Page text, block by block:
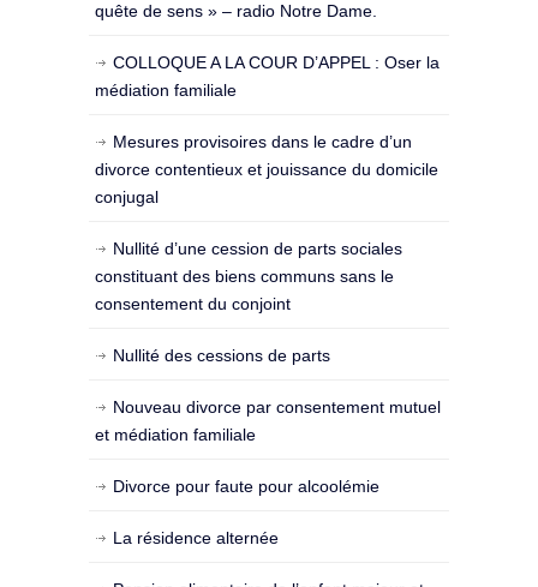
quête de sens » – radio Notre Dame.
COLLOQUE A LA COUR D’APPEL : Oser la
médiation familiale
Mesures provisoires dans le cadre d’un
divorce contentieux et jouissance du domicile
conjugal
Nullité d’une cession de parts sociales
constituant des biens communs sans le
consentement du conjoint
Nullité des cessions de parts
Nouveau divorce par consentement mutuel
et médiation familiale
Divorce pour faute pour alcoolémie
La résidence alternée